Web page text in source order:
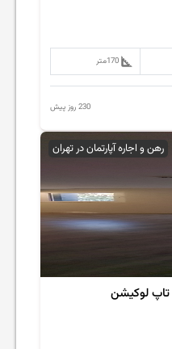
170متر
230 روز پیش
رهن و اجاره آپارتمان در تهران